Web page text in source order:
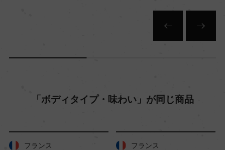
「ボディタイプ・味わい」が同じ商品
フランス フランス